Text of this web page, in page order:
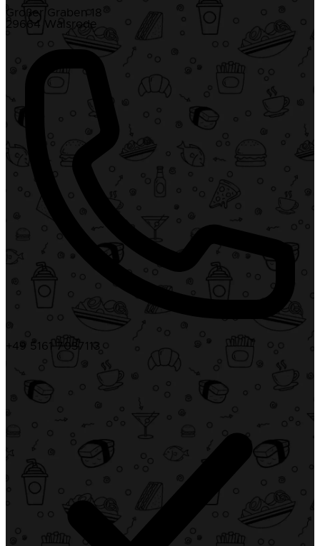
Großer Graben 18
29664 Walsrode
+49 5161 7037113